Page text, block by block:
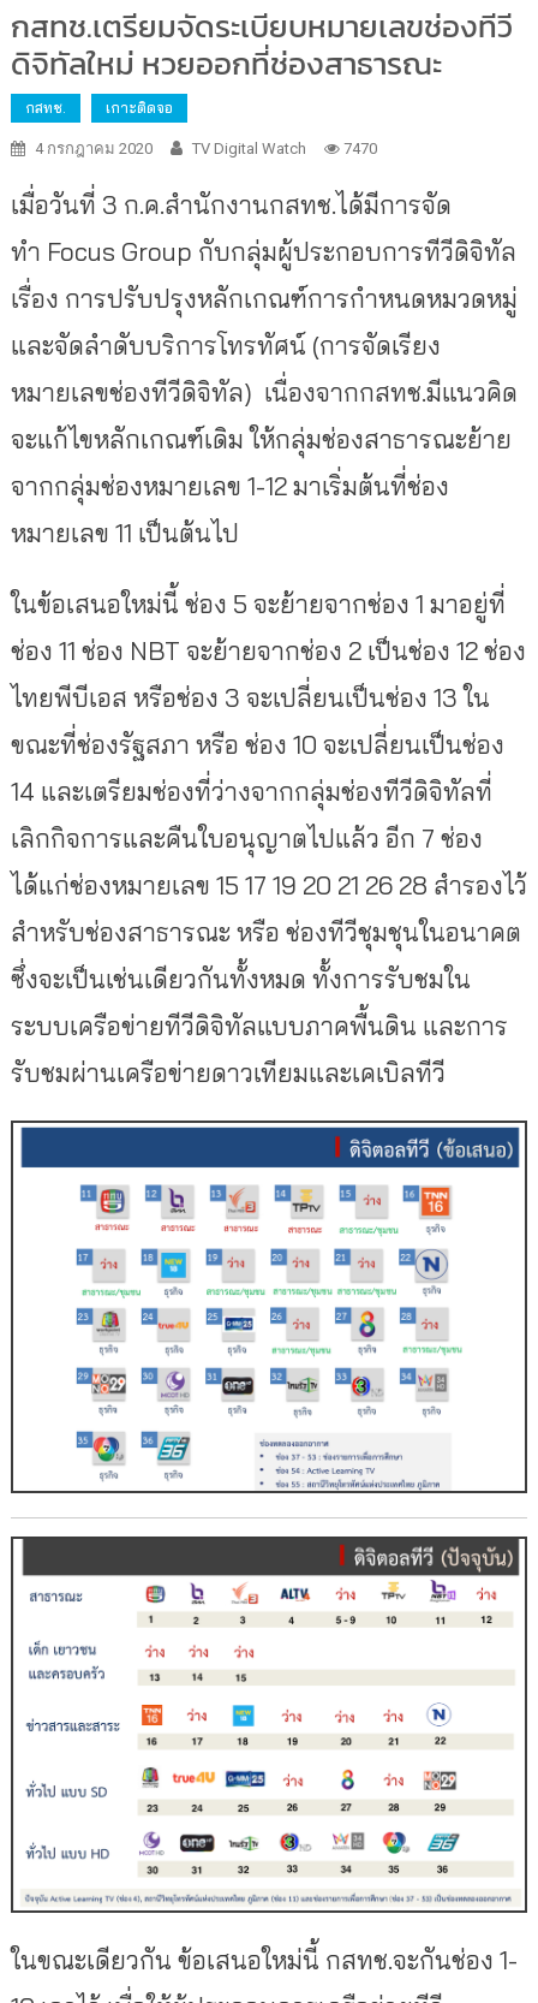
กสทช.เตรียมจัดระเบียบหมายเลขช่องทีวี
ดิจิทัลใหม่ หวยออกที่ช่องสาธารณะ
กสทช. เกาะติดจอ
4 กรกฎาคม 2020 TV Digital Watch 7470
เมื่อวันที่ 3 ก.ค.สำนักงานกสทช.ได้มีการจัด
ทำ Focus Group กับกลุ่มผู้ประกอบการทีวีดิจิทัล
เรื่อง การปรับปรุงหลักเกณฑ์การกำหนดหมวดหมู่
และจัดลำดับบริการโทรทัศน์ (การจัดเรียง
หมายเลขช่องทีวีดิจิทัล) เนื่องจากกสทช.มีแนวคิด
จะแก้ไขหลักเกณฑ์เดิม ให้กลุ่มช่องสาธารณะย้าย
จากกลุ่มช่องหมายเลข 1-12 มาเริ่มต้นที่ช่อง
หมายเลข 11 เป็นต้นไป
ในข้อเสนอใหม่นี้ ช่อง 5 จะย้ายจากช่อง 1 มาอยู่ที่
ช่อง 11 ช่อง NBT จะย้ายจากช่อง 2 เป็นช่อง 12 ช่อง
ไทยพีบีเอส หรือช่อง 3 จะเปลี่ยนเป็นช่อง 13 ใน
ขณะที่ช่องรัฐสภา หรือ ช่อง 10 จะเปลี่ยนเป็นช่อง
14 และเตรียมช่องที่ว่างจากกลุ่มช่องทีวีดิจิทัลที่
เลิกกิจการและคืนใบอนุญาตไปแล้ว อีก 7 ช่อง
ได้แก่ช่องหมายเลข 15 17 19 20 21 26 28 สำรองไว้
สำหรับช่องสาธารณะ หรือ ช่องทีวีชุมชุนในอนาคต
ซึ่งจะเป็นเช่นเดียวกันทั้งหมด ทั้งการรับชมใน
ระบบเครือข่ายทีวีดิจิทัลแบบภาคพื้นดิน และการ
รับชมผ่านเครือข่ายดาวเทียมและเคเบิลทีวี
ในขณะเดียวกัน ข้อเสนอใหม่นี้ กสทช.จะกันช่อง 1-